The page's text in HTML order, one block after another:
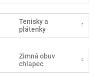
Tenisky a
plátenky
Zimná obuv
chlapec